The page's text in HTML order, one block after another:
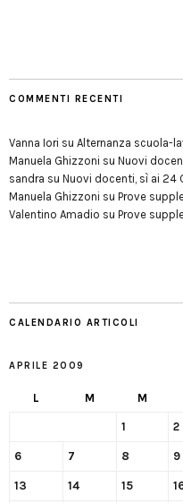
COMMENTI RECENTI
Vanna Iori su Alternanza scuola-
Manuela Ghizzoni su Nuovi
sandra su Nuovi docenti, sì ai 24
Manuela Ghizzoni su Prove
Valentino Amadio su Prove
CALENDARIO ARTICOLI
APRILE 2009
L M M
1 2
6 7 8 9
13 14 15